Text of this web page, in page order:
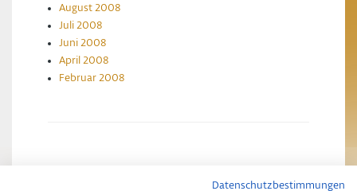
August 2008
Juli 2008
Juni 2008
April 2008
Februar 2008
Datenschutzbestimmungen